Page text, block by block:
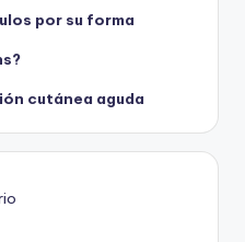
por su forma
cutánea aguda